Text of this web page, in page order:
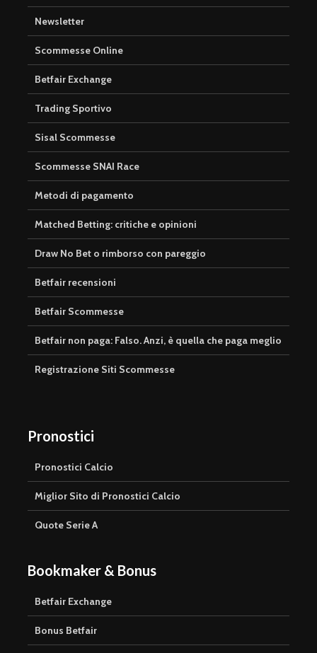
Newsletter
Scommesse Online
Betfair Exchange
Trading Sportivo
Sisal Scommesse
Scommesse SNAI Race
Metodi di pagamento
Matched Betting: critiche e opinioni
Draw No Bet o rimborso con pareggio
Betfair recensioni
Betfair Scommesse
Betfair non paga: Falso. Anzi, è quella che paga meglio
Registrazione Siti Scommesse
Pronostici
Pronostici Calcio
Miglior Sito di Pronostici Calcio
Quote Serie A
Bookmaker & Bonus
Betfair Exchange
Bonus Betfair